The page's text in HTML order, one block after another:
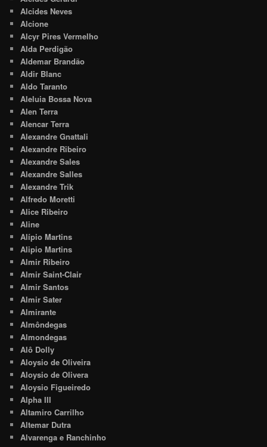
Alcides Neves
Alcione
Alcyr Pires Vermelho
Alda Perdigão
Aldemar Brandão
Aldir Blanc
Aldo Taranto
Aleluia Bossa Nova
Alen Terra
Alencar Terra
Alexandre Gnattali
Alexandre Ribeiro
Alexandre Sales
Alexandre Salles
Alexandre Trik
Alfredo Moretti
Alice Ribeiro
Aline
Alípio Martins
Alipio Martins
Almir Ribeiro
Almir Saint-Clair
Almir Santos
Almir Sater
Almirante
Almôndegas
Almondegas
Alô Dolly
Aloysio de Oliveira
Aloysio de Olivera
Aloysio Figueiredo
Alpha III
Altamiro Carrilho
Altemar Dutra
Alvarenga e Ranchinho